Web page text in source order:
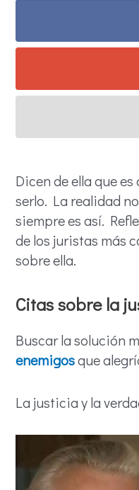
Dicen de ella que
serlo. La realidad
siempre es así.
de los juristas más
sobre ella.
Citas sobre la
Buscar la solución
enemigosque
La justicia y la